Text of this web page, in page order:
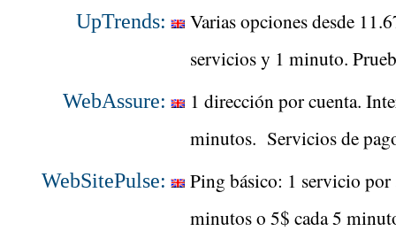
UpTrends:
Varias opciones desde
servicios y 1 minuto.
WebAssure:
1 dirección por cuenta.
minutos. Servicios de
WebSitePulse:
Ping básico: 1 servicio
minutos o 5$ cada 5